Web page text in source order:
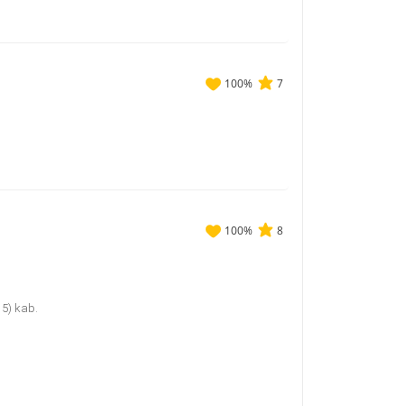
100% 7
100% 8
kab.